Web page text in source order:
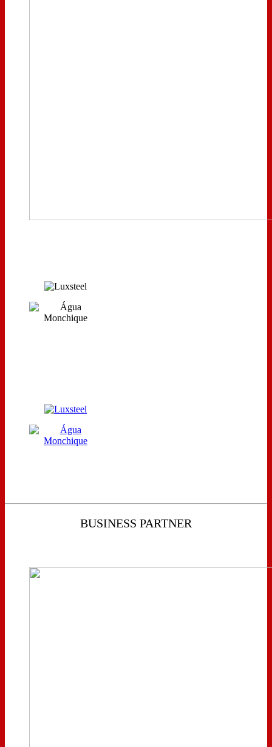
BUSINESS PARTNER